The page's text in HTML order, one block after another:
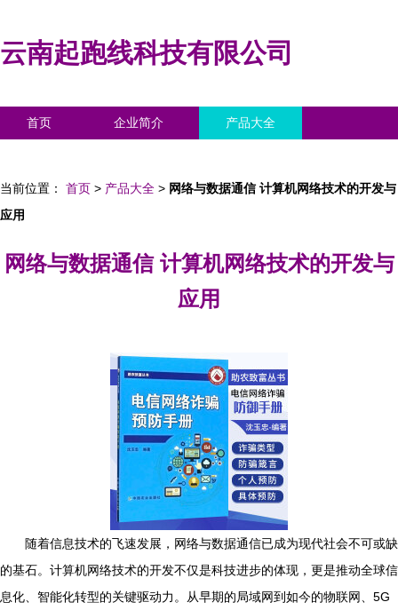
云南起跑线科技有限公司
首页 企业简介 产品大全
当前位置： 首页 > 产品大全 > 网络与数据通信 计算机网络技术的开发与
应用
网络与数据通信 计算机网络技术的开发与
应用
随着信息技术的飞速发展，网络与数据通信已成为现代社会不可或缺
的基石。计算机网络技术的开发不仅是科技进步的体现，更是推动全球信
息化、智能化转型的关键驱动力。从早期的局域网到如今的物联网、5G